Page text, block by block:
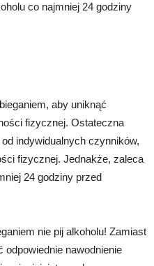
co najmniej 24 godziny
aby uniknąć
fizycznej. Ostateczna
indywidualnych czynników,
fizycznej. Jednakże, zaleca
24 godziny przed
nie pij alkoholu! Zamiast
odpowiednie nawodnienie